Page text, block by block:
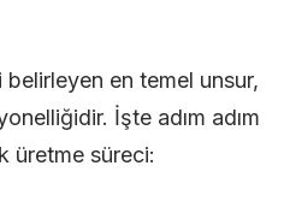
en temel unsur,
İşte adım adım
üretme süreci: